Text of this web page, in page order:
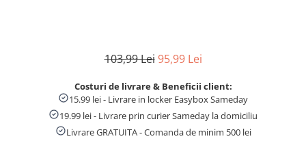
103,99 Lei 95,99 Lei
Costuri de livrare & Beneficii client:
15.99 lei - Livrare in locker Easybox Sameday
19.99 lei - Livrare prin curier Sameday la domiciliu
Livrare GRATUITA - Comanda de minim 500 lei